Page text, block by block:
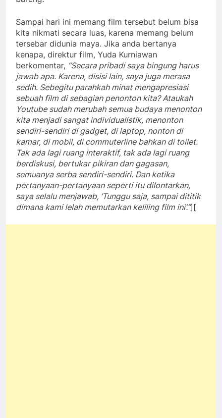
Sampai hari ini memang film tersebut belum bisa
kita nikmati secara luas, karena memang belum
tersebar didunia maya. Jika anda bertanya
kenapa, direktur film, Yuda Kurniawan
berkomentar, “Secara pribadi saya bingung harus
jawab apa. Karena, disisi lain, saya juga merasa
sedih. Sebegitu parahkah minat mengapresiasi
sebuah film di sebagian penonton kita? Ataukah
Youtube sudah merubah semua budaya menonton
kita menjadi sangat individualistik, menonton
sendiri-sendiri di gadget, di laptop, nonton di
kamar, di mobil, di commuterline bahkan di toilet.
Tak ada lagi ruang interaktif, tak ada lagi ruang
berdiskusi, bertukar pikiran dan gagasan,
semuanya serba sendiri-sendiri. Dan ketika
pertanyaan-pertanyaan seperti itu dilontarkan,
saya selalu menjawab, ’Tunggu saja, sampai dititik
dimana kami lelah memutarkan keliling film ini’.”][